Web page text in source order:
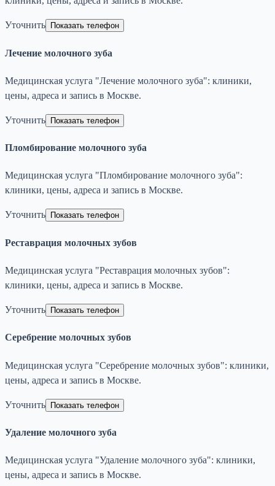
Уточнить Показать телефон
Лечение молочного зуба
Медицинская услуга "Лечение молочного зуба": клиники,
цены, адреса и запись в Москве.
Уточнить Показать телефон
Пломбирование молочного зуба
Медицинская услуга "Пломбирование молочного зуба":
клиники, цены, адреса и запись в Москве.
Уточнить Показать телефон
Реставрация молочных зубов
Медицинская услуга "Реставрация молочных зубов":
клиники, цены, адреса и запись в Москве.
Уточнить Показать телефон
Серебрение молочных зубов
Медицинская услуга "Серебрение молочных зубов": клиники,
цены, адреса и запись в Москве.
Уточнить Показать телефон
Удаление молочного зуба
Медицинская услуга "Удаление молочного зуба": клиники,
цены, адреса и запись в Москве.